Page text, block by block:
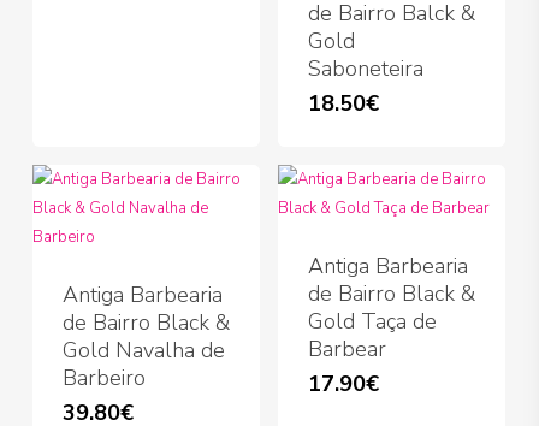
de Bairro Balck &
Gold
Saboneteira
18.50€
Antiga Barbearia
de Bairro Black &
Gold Navalha de
Barbeiro
39.80€
Antiga Barbearia
de Bairro Black &
Gold Taça de
Barbear
17.90€